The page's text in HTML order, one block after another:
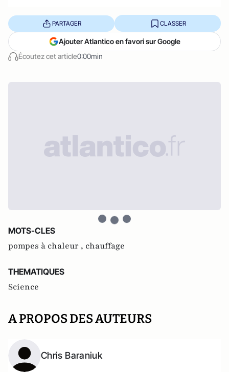
Écoutez cet article0:00min
PARTAGER CLASSER
Ajouter Atlantico en favori sur Google
MOTS-CLES
pompes à chaleur , chauffage
THEMATIQUES
Science
A PROPOS DES AUTEURS
Chris Baraniuk